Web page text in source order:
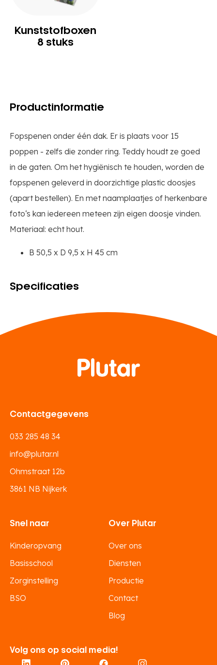
Kunststofboxen
8 stuks
Productinformatie
Fopspenen onder één dak. Er is plaats voor 15
poppen - zelfs die zonder ring. Teddy houdt ze goed
in de gaten. Om het hygiënisch te houden, worden de
fopspenen geleverd in doorzichtige plastic doosjes
(apart bestellen). En met naamplaatjes of herkenbare
foto‘s kan iedereen meteen zijn eigen doosje vinden.
Materiaal: echt hout.
B 50,5 x D 9,5 x H 45 cm
Specificaties
Volg ons op social media!
Contactgegevens
033 285 48 34
info@plutar.nl
Ohmstraat 12b
3861 NB Nijkerk
Snel naar
Kinderopvang
Basisschool
Zorginstelling
BSO
Over Plutar
Over ons
Diensten
Productie
Contact
Blog